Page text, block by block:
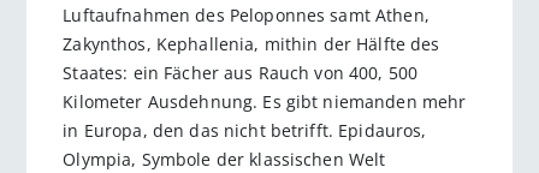
Luftaufnahmen des Peloponnes samt Athen,
Zakynthos, Kephallenia, mithin der Hälfte des
Staates: ein Fächer aus Rauch von 400, 500
Kilometer Ausdehnung. Es gibt niemanden mehr
in Europa, den das nicht betrifft. Epidauros,
Olympia, Symbole der klassischen Welt